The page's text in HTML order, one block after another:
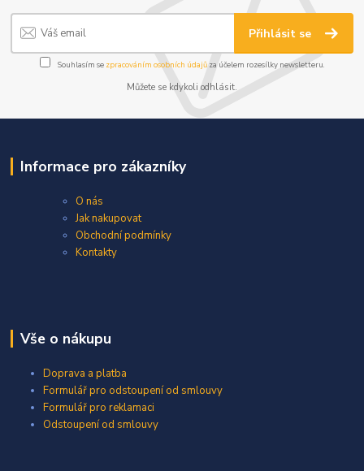
Přihlásit se
Souhlasím se zpracováním osobních údajůza účelem rozesílky newsletteru.
Můžete se kdykoli odhlásit.
Informace pro zákazníky
O nás
Jak nakupovat
Obchodní podmínky
Kontakty
Vše o nákupu
Doprava a platba
Formulář pro odstoupení od smlouvy
Formulář pro reklamaci
Odstoupení od smlouvy